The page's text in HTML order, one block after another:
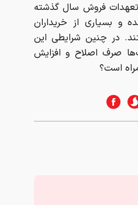
تعهدات فروش سال گذشته
و بسیاری از خریداران
در چنین شرایطی این
صرف اصلاح و افزایش
است؟